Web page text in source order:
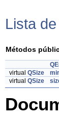
Lista
Métodos
virtual QSize
virtual QSize